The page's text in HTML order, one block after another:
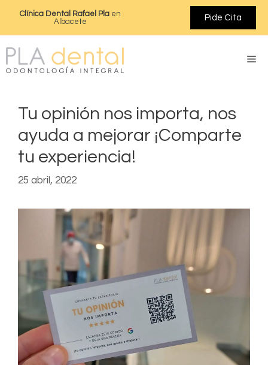
Clínica Dental Rafael Plaen
Albacete
Pide Cita
Tu opinión nos importa, nos
ayuda a mejorar ¡Comparte
tu experiencia!
25 abril, 2022